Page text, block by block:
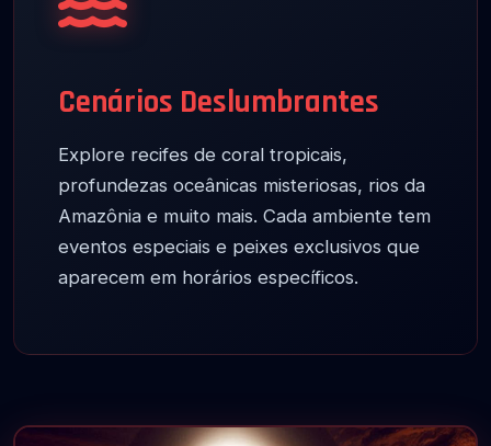
Cenários Deslumbrantes
Explore recifes de coral tropicais,
profundezas oceânicas misteriosas, rios da
Amazônia e muito mais. Cada ambiente tem
eventos especiais e peixes exclusivos que
aparecem em horários específicos.